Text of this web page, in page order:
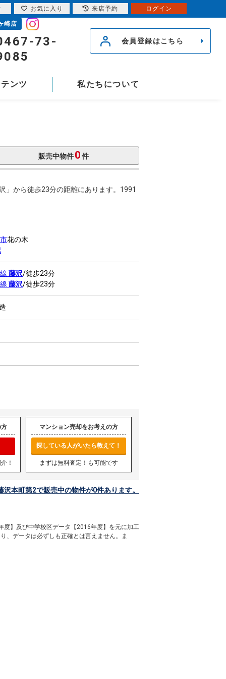
崎店
73-
会員登録はこちら
ンツ 私たちについて
販売中物件0件
」から徒歩23分の距離にあります。1991
花の木
藤沢/徒歩23分
藤沢/徒歩23分
！
マンション売却をお考えの方
探している人がいたら教えて！
まずは無料査定！も可能です
本町第2で販売中の物件が0件あります。
度】及び中学校区データ【2016年度】を元に加工
、データは必ずしも正確とは言えません。ま
お気に入り 来店予約 ログイン